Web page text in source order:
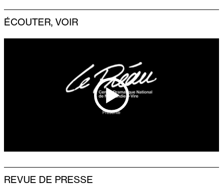
ÉCOUTER, VOIR
REVUE DE PRESSE